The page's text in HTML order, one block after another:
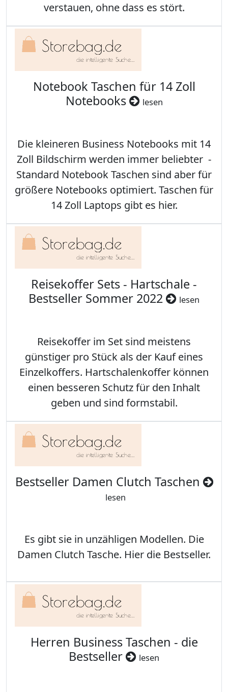
verstauen, ohne dass es stört.
Notebook Taschen für 14 Zoll
Notebooks
lesen
Die kleineren Business Notebooks mit 14
Zoll Bildschirm werden immer beliebter -
Standard Notebook Taschen sind aber für
größere Notebooks optimiert. Taschen für
14 Zoll Laptops gibt es hier.
Reisekoffer Sets - Hartschale -
Bestseller Sommer 2022
lesen
Reisekoffer im Set sind meistens
günstiger pro Stück als der Kauf eines
Einzelkoffers. Hartschalenkoffer können
einen besseren Schutz für den Inhalt
geben und sind formstabil.
Bestseller Damen Clutch Taschen
lesen
Es gibt sie in unzähligen Modellen. Die
Damen Clutch Tasche. Hier die Bestseller.
Herren Business Taschen - die
Bestseller
lesen